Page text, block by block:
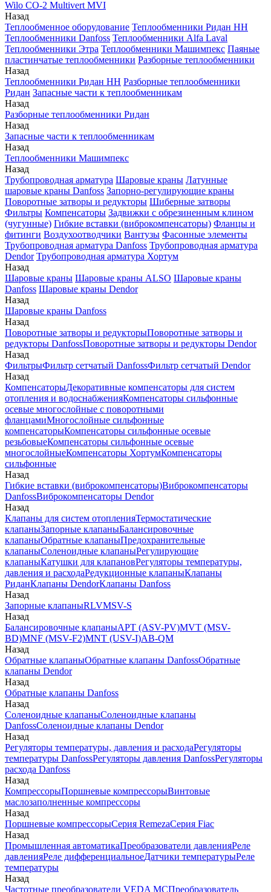
Wilo CO-2 Multivert MVI
Назад
Теплообменное оборудование Теплообменники Ридан НН
Теплообменники Danfoss Теплообменники Alfa Laval
Теплообменники Этра Теплообменники Машимпекс Паяные
пластинчатые теплообменники Разборные теплообменники
Назад
Теплообменники Ридан НН Разборные теплообменники
Ридан Запасные части к теплообменникам
Назад
Разборные теплообменники Ридан
Назад
Запасные части к теплообменникам
Назад
Теплообменники Машимпекс
Назад
Трубопроводная арматура Шаровые краны Латунные
шаровые краны Danfoss Запорно-регулирующие краны
Поворотные затворы и редукторы Шиберные затворы
Фильтры Компенсаторы Задвижки с обрезиненным клином
(чугунные) Гибкие вставки (виброкомпенсаторы) Фланцы и
фитинги Воздухоотводчики Вантузы Фасонные элементы
Трубопроводная арматура Danfoss Трубопроводная арматура
Dendor Трубопроводная арматура Хортум
Назад
Шаровые краны Шаровые краны ALSO Шаровые краны
Danfoss Шаровые краны Dendor
Назад
Шаровые краны Danfoss
Назад
Поворотные затворы и редукторыПоворотные затворы и
редукторы DanfossПоворотные затворы и редукторы Dendor
Назад
ФильтрыФильтр сетчатый DanfossФильтр сетчатый Dendor
Назад
КомпенсаторыДекоративные компенсаторы для систем
отопления и водоснабженияКомпенсаторы сильфонные
осевые многослойные с поворотными
фланцамиМногослойные сильфонные
компенсаторыКомпенсаторы сильфонные осевые
резьбовыеКомпенсаторы сильфонные осевые
многослойныеКомпенсаторы ХортумКомпенсаторы
сильфонные
Назад
Гибкие вставки (виброкомпенсаторы)Виброкомпенсаторы
DanfossВиброкомпенсаторы Dendor
Назад
Клапаны для систем отопленияТермостатические
клапаныЗапорные клапаныБалансировочные
клапаныОбратные клапаныПредохранительные
клапаныСоленоидные клапаныРегулирующие
клапаныКатушки для клапановРегуляторы температуры,
давления и расходаРедукционные клапаныКлапаны
РиданКлапаны DendorКлапаны Danfoss
Назад
Запорные клапаныRLVMSV-S
Назад
Балансировочные клапаныAPT (ASV-PV)MVT (MSV-
BD)MNF (MSV-F2)MNT (USV-I)AB-QM
Назад
Обратные клапаныОбратные клапаны DanfossОбратные
клапаны Dendor
Назад
Обратные клапаны Danfoss
Назад
Соленоидные клапаныСоленоидные клапаны
DanfossСоленоидные клапаны Dendor
Назад
Регуляторы температуры, давления и расходаРегуляторы
температуры DanfossРегуляторы давления DanfossРегуляторы
расхода Danfoss
Назад
КомпрессорыПоршневые компрессорыВинтовые
маслозаполненные компрессоры
Назад
Поршневые компрессорыСерия RemezaСерия Fiac
Назад
Промышленная автоматикаПреобразователи давленияРеле
давленияРеле дифференциальноеДатчики температурыРеле
температуры
Назад
Частотные преобразователи VEDA MCПреобразователь